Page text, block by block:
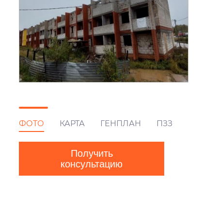
ФОТО КАРТА ГЕНПЛАН ПЗЗ
Получить
консультацию